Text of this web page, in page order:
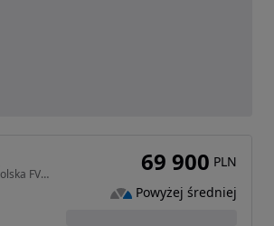
1498 cm3 • 150 KM • Skoda Octavia 1.5 TSI Salon Polska FV23% 69 900 PLN
Powyżej średniej